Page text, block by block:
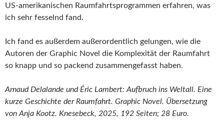
US-amerikanischen Raumfahrtsprogrammen erfahren, was
ich sehr fesselnd fand.
Ich fand es außerdem außerordentlich gelungen, wie die
Autoren der Graphic Novel die Komplexität der Raumfahrt
so knapp und so packend zusammengefasst haben.
Arnaud Delalande und Éric Lambert: Aufbruch ins Weltall. Eine
kurze Geschichte der Raumfahrt. Graphic Novel. Übersetzung
von Anja Kootz. Knesebeck, 2025, 192 Seiten; 28 Euro.